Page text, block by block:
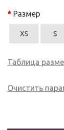
Размер
XS S
Таблица
Очистить